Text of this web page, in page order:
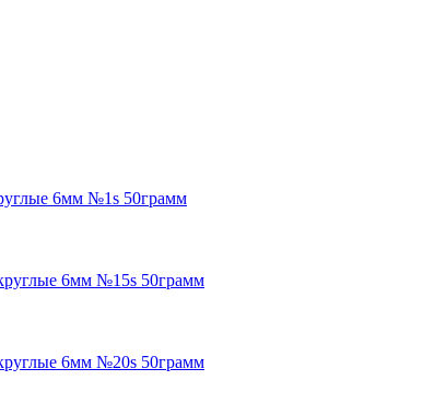
6мм №1s 50грамм
6мм №15s 50грамм
6мм №20s 50грамм